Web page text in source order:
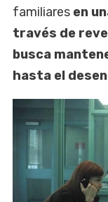
familiares en
través de
busca
hasta el